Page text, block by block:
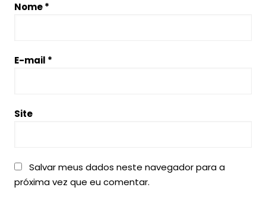
Nome*
E-mail *
Site
Salvar meus dados neste navegador para a
próxima vez que eu comentar.